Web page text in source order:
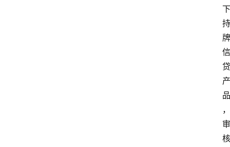
下
持
牌
信
贷
产
品
，
审
核